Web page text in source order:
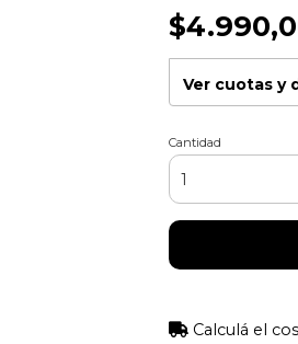
Ver cuotas y
Cantidad
Calculá el